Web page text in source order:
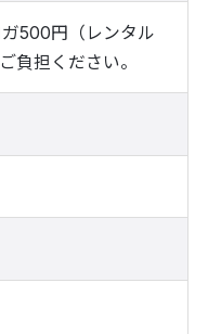
500円（レンタル
負担ください。